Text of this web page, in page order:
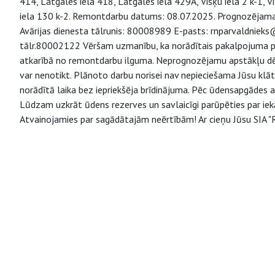
iela 130 k-2. Remontdarbu datums: 08.07.2025.
Avārijas dienesta tālrunis: 80008989 E-pasts:
tālr.80002122 Vēršam uzmanību, ka norādītais
atkarībā no remontdarbu ilguma. Neprognozējamu apstākļu
var nenotikt. Plānoto darbu norisei nav nepieciešama Jūsu
norādītā laika bez iepriekšēja brīdinājuma. Pēc
Lūdzam uzkrāt ūdens rezerves un savlaicīgi parūpēties par
Atvainojamies par sagādātajām neērtībām! Ar cieņu Jūsu SIA